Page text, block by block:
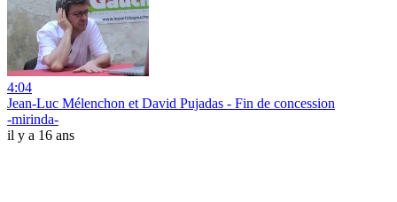
4:04
Jean-Luc Mélenchon et David Pujadas - Fin de concession
-mirinda-
il y a 16 ans